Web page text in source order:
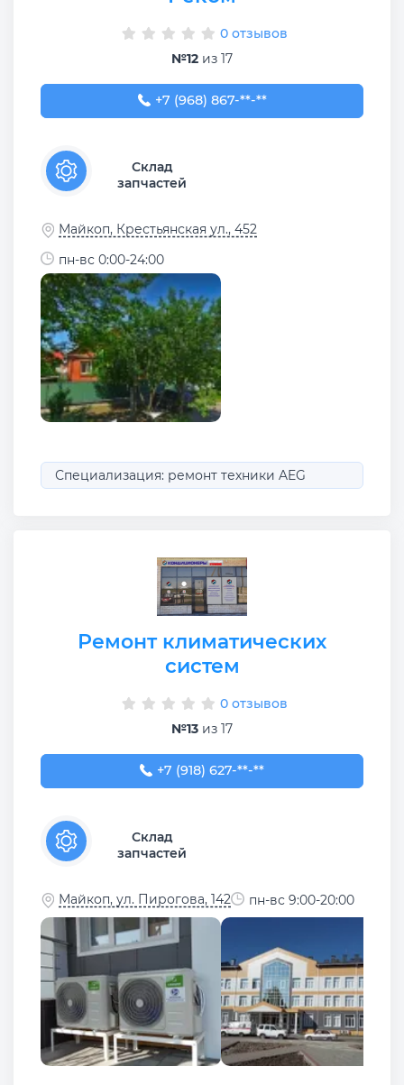
0 отзывов
№12 из 17
+7 (968) 867-67-93
+7 (968) 867-**-**
Склад
запчастей
Майкоп, Крестьянская ул., 452
пн-вс 0:00-24:00
Специализация: ремонт техники AEG
Ремонт климатических
систем
0 отзывов
№13 из 17
+7 (918) 627-51-15
+7 (918) 627-**-**
Склад
запчастей
Майкоп, ул. Пирогова, 142 пн-вс 9:00-20:00